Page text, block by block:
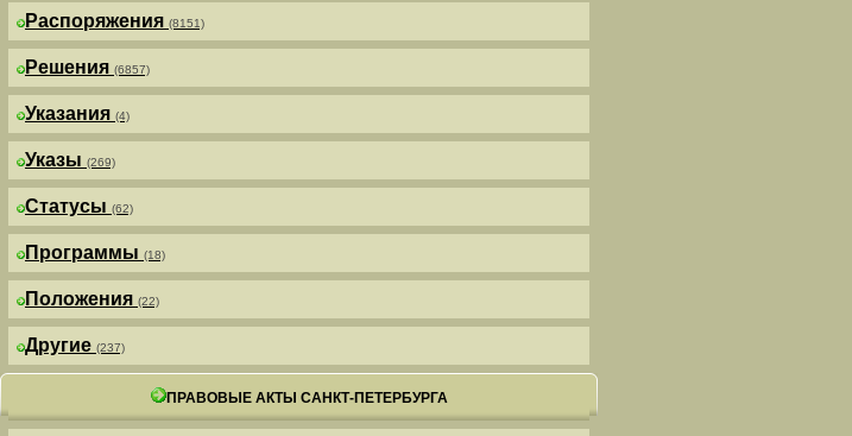
Распоряжения (8151)
Решения (6857)
Указания (4)
Указы (269)
Статусы (62)
Программы (18)
Положения (22)
Другие (237)
ПРАВОВЫЕ АКТЫ САНКТ-ПЕТЕРБУРГА